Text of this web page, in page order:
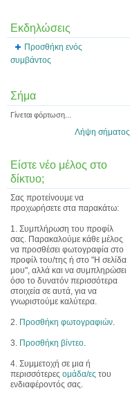
Εκδηλώσεις
Προσθήκη ενός
συμβάντος
Σήμα
Γίνεται φόρτωση...
Λήψη σήματος
Είστε νέο μέλος στο
δίκτυο;
Σας προτείνουμε να
προχωρήσετε στα παρακάτω:
1. Συμπλήρωση του προφίλ
σας. Παρακαλούμε κάθε μέλος
να προσθέσει φωτογραφία στο
προφίλ του/της ή στο "Η σελίδα
μου", αλλά και να συμπληρώσει
όσο το δυνατόν περισσότερα
στοιχεία σε αυτά, για να
γνωριστούμε καλύτερα.
2. Προσθήκη φωτογραφιών.
3. Προσθήκη βίντεο.
4. Συμμετοχή σε μια ή
περισσότερες ομάδα/ες του
ενδιαφέροντός σας.